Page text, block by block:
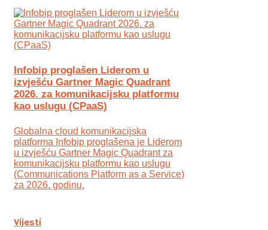
Infobip proglašen Liderom u
izvješću Gartner Magic Quadrant
2026. za komunikacijsku platformu
kao uslugu (CPaaS)
Globalna cloud komunikacijska
platforma Infobip proglašena je Liderom
u izvješću Gartner Magic Quadrant za
komunikacijsku platformu kao uslugu
(Communications Platform as a Service)
za 2026. godinu.
Vijesti